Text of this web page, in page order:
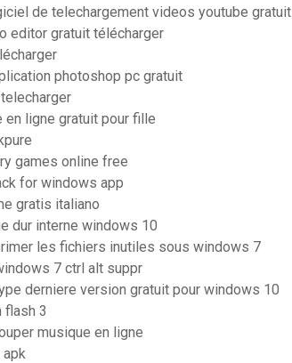
de telechargement videos youtube gratuit
editor gratuit télécharger
photoshop pc gratuit
en ligne gratuit pour fille
games online free
for windows app
gratis italiano
dur interne windows 10
les fichiers inutiles sous windows 7
7 ctrl alt suppr
derniere version gratuit pour windows 10
flash 3
musique en ligne
apk